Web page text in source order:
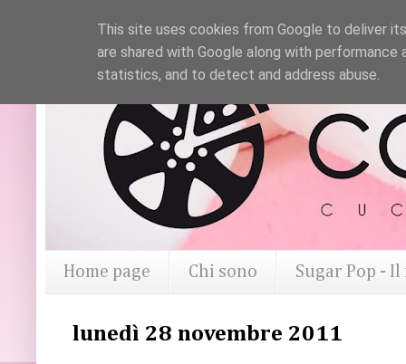
Home page Chi sono Sugar Pop -
lunedì 28 novembre 2011
This site uses cookies from Google to deliver
are shared with Google along with
statistics, and to detect and address abuse.